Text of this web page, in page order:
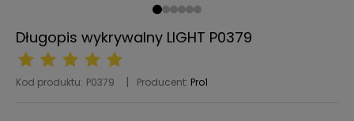
Długopis wykrywalny LIGHT P0379
Kod produktu: P0379 Producent: Pro1